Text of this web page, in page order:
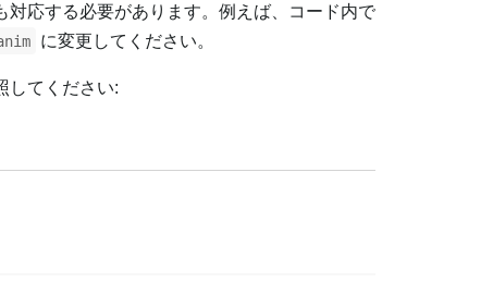
対応する必要があります。例えば、コード内で
に変更してください。
してください: